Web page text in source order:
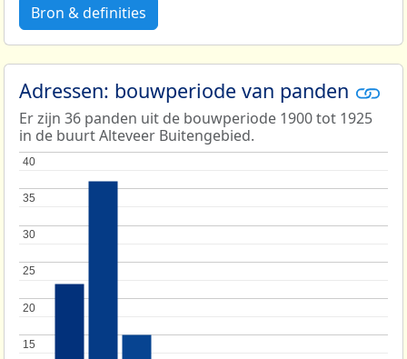
Bron & definities
Adressen: bouwperiode van panden
Er zijn 36 panden uit de bouwperiode 1900 tot 1925
in de buurt Alteveer Buitengebied.
15
15
20
20
25
25
30
30
35
35
40
40